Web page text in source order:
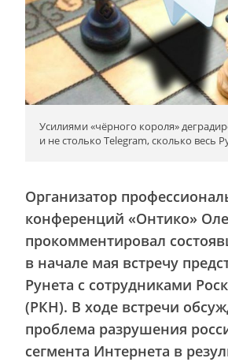
Усилиями «чёрного короля»
и не столько Telegram, сколько весь
Организатор
конференций «Онтико»
прокомментировал
в начале мая встречу
Рунета с сотрудниками
(РКН). В ходе встречи
проблема разрушения
сегмента Интернета в